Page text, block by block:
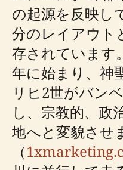
の起源を反映し
分のレイアウト
存されています
年に始まり、神
リヒ2世がバン
し、宗教的、政
地へと変貌させ
（